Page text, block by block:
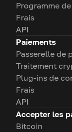
Programme
Frais
API
Paiements
Passerelle de
Traitement
Plug-ins de
Frais
API
Accepter les
Bitcoin